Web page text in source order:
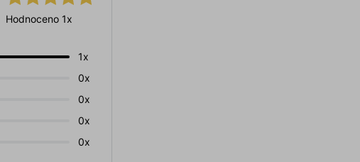
Hodnoceno 1x
1x
0x
0x
0x
0x